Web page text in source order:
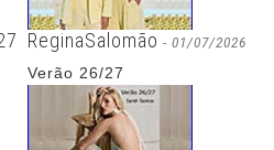
ReginaSalomão - 01/07/2026
Verão 26/27